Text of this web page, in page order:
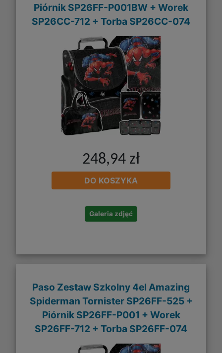
Piórnik SP26FF-P001BW + Worek
SP26CC-712 + Torba SP26CC-074
248,94 zł
DO KOSZYKA
Galeria zdjęć
Paso Zestaw Szkolny 4el Amazing
Spiderman Tornister SP26FF-525 +
Piórnik SP26FF-P001 + Worek
SP26FF-712 + Torba SP26FF-074